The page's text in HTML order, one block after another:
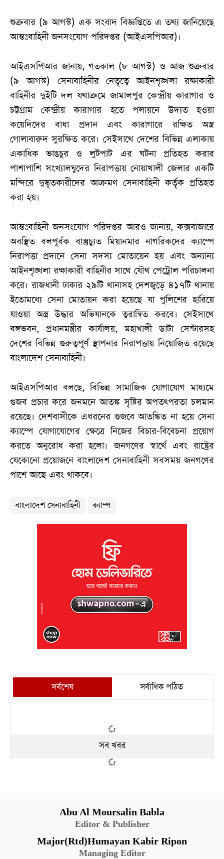
শুক্রবার (৯ আগস্ট) এক সংবাদ বিজ্ঞপ্তিতে এ তথ্য জানিয়েছে
আন্তঃবাহিনী জনসংযোগ পরিদপ্তর (আইএসপিআর)।
আইএসপিআর জানায়, গতকাল (৮ আগস্ট) ও আজ শুক্রবার
(৯ আগস্ট) সেনাবাহিনীর নেতৃত্বে আইনশৃঙ্খলা রক্ষাকারী
বাহিনীর দুইটি দল যথাক্রমে জামালপুর কেন্দ্রীয় কারাগার ও
চট্টগ্রাম কেন্দ্রীয় কারাগার হতে পলায়নে উদ্যত হওয়া
কয়েদিদের বাধা প্রদান এবং কারাগারে রক্ষিত অস্ত্র
গোলাবারুদ সুরক্ষিত করে। সেইসাথে দেশের বিভিন্ন এলাকায়
একাধিক ভাঙচুর ও লুটপাট এর ঘটনা প্রতিহত করার
পাশাপাশি সংখ্যালঘুদের নিরাপত্তায় নোয়াখালী জেলার একটি
মন্দিরে দুষ্কৃতকারীদের আক্রমণ সেনাবাহিনী কর্তৃক প্রতিহত
করা হয়।
আন্তঃবাহিনী জনসংযোগ পরিদপ্তর আরও জানায়, কক্সবাজারে
অবস্থিত বলপূর্বক বাস্তুচ্যুত মিয়ানমার নাগরিকদের ক্যাম্পে
নিরাপত্তা প্রদানে সেনা সদস্য মোতায়েন হয় এবং অন্যান্য
আইনশৃঙ্খলা রক্ষাকারী বাহিনীর সাথে যৌথ পেট্রোল পরিচালনা
করে। রাজধানী ঢাকার ২৯টি থানাসহ দেশজুড়ে ৪১৭টি থানায়
ইতোমধ্যে সেনা মোতায়ন করা হয়েছে যা পুলিশের হারিয়ে
যাওয়া অস্ত্র উদ্ধার অভিযানকে ত্বরান্বিত করবে। সেইসাথে
বঙ্গভবন, প্রধানমন্ত্রীর কার্যালয়, মহাখালী ডাটা সেন্টারসহ
দেশের বিভিন্ন গুরুত্বপূর্ণ স্থাপনার নিরাপত্তায় নিয়োজিত রয়েছে
বাংলাদেশ সেনাবাহিনী।
আইএসপিআর বলছে, বিভিন্ন সামাজিক যোগাযোগ মাধ্যমে
গুজব প্রচার করে জনমনে আতঙ্ক সৃষ্টির অপতৎপরতা চলমান
রয়েছে। দেশবাসীকে এধরনের গুজবে আতঙ্কিত না হয়ে সেনা
ক্যাম্পে যোগাযোগের ক্ষেত্রে নিজের বিচার-বিবেচনা প্রয়োগ
করতে অনুরোধ করা হলো। জনগণের স্বার্থে এবং রাষ্ট্রের
যেকোনো প্রয়োজনে বাংলাদেশ সেনাবাহিনী সবসময় জনগণের
পাশে আছে এবং থাকবে।
বাংলাদেশ সেনাবাহিনী ক্যাম্প
সর্বশেষ সর্বাধিক পঠিত
সব খবর
Abu Al Moursalin Babla
Editor & Publisher
Major(Rtd)Humayan Kabir Ripon
Managing Editor